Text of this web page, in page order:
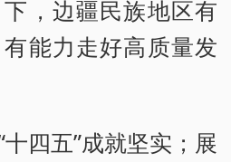
，边疆民族地区有
能力走好高质量发
四五”成就坚实；展